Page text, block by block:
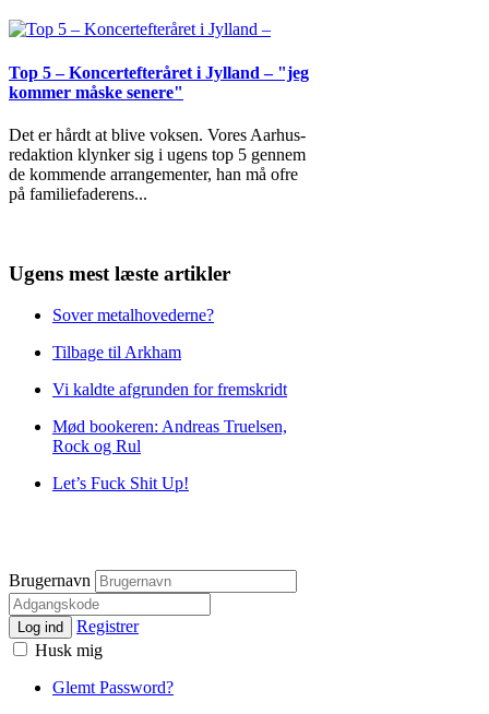
Top 5 – Koncertefteråret i Jylland – "jeg
kommer måske senere"
Det er hårdt at blive voksen. Vores Aarhus-
redaktion klynker sig i ugens top 5 gennem
de kommende arrangementer, han må ofre
på familiefaderens...
Ugens mest læste artikler
Sover metalhovederne?
Tilbage til Arkham
Vi kaldte afgrunden for fremskridt
Mød bookeren: Andreas Truelsen,
Rock og Rul
Let’s Fuck Shit Up!
Brugernavn
Log ind
Registrer
Husk mig
Glemt Password?